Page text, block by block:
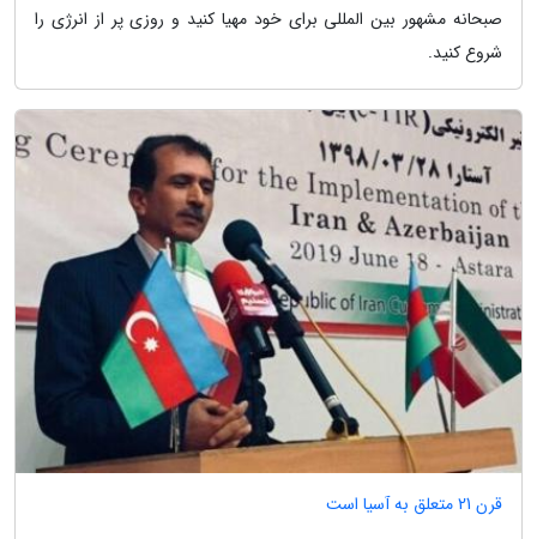
صبحانه مشهور بین المللی برای خود مهیا کنید و روزی پر از انرژی را
شروع کنید.
قرن 21 متعلق به آسیا است